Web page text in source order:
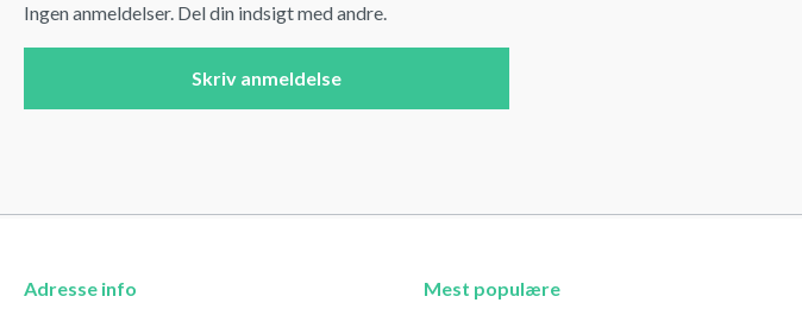
Ingen anmeldelser. Del din indsigt med andre.
Skriv anmeldelse
Adresse info
Mest populære